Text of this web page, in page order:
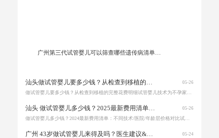
广州第三代试管婴儿可以筛查哪些遗传病清单：125种单基因遗传病检测范围
汕头做试管婴儿要多少钱？从检查到移植的完整花费明细 05-26
汕头 做试管婴儿多少钱？2025最新费用清单：不同技术/医院/年龄层价格对比 05-26
广州 43岁做试管婴儿来得及吗？医生建议&提高成功率的方法 05-24